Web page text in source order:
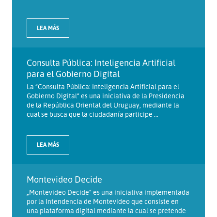
LEA MÁS
Consulta Pública: Inteligencia Artificial
para el Gobierno Digital
La “Consulta Pública: Inteligencia Artificial para el
Gobierno Digital” es una iniciativa de la Presidencia
de la República Oriental del Uruguay, mediante la
cual se busca que la ciudadanía participe ...
LEA MÁS
Montevideo Decide
„Montevideo Decide“ es una iniciativa implementada
por la Intendencia de Montevideo que consiste en
una plataforma digital mediante la cual se pretende